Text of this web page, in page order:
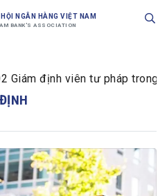
HỘI NGÂN HÀNG VIỆT NAM
BANK'S ASSOCIATION
Giám định viên tư pháp trong